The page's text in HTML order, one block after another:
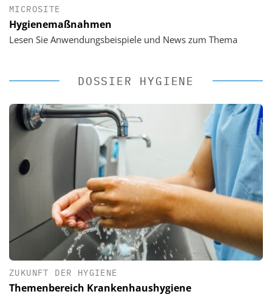
MICROSITE
Hygienemaßnahmen
Lesen Sie Anwendungsbeispiele und News zum Thema
DOSSIER HYGIENE
ZUKUNFT DER HYGIENE
Themenbereich Krankenhaushygiene